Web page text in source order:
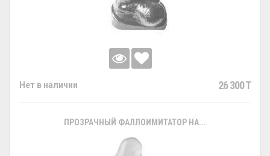
Нет в наличии 26 300 T
ПРОЗРАЧНЫЙ ФАЛЛОИМИТАТОР НА...